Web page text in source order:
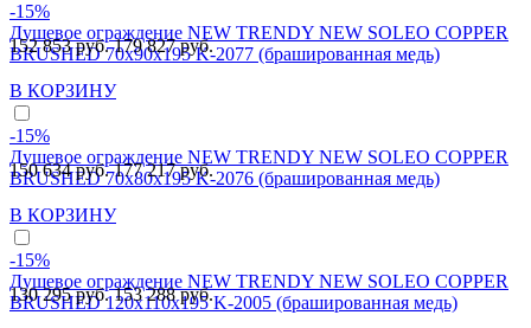
-15%
Душевое ограждение NEW TRENDY NEW SOLEO COPPER
BRUSHED 70x90x195 K-2077 (брашированная медь)
152 853 руб.179 827 руб.
В КОРЗИНУ
-15%
Душевое ограждение NEW TRENDY NEW SOLEO COPPER
BRUSHED 70x80x195 K-2076 (брашированная медь)
150 634 руб.177 217 руб.
В КОРЗИНУ
-15%
Душевое ограждение NEW TRENDY NEW SOLEO COPPER
BRUSHED 120x110x195 K-2005 (брашированная медь)
130 295 руб.153 288 руб.